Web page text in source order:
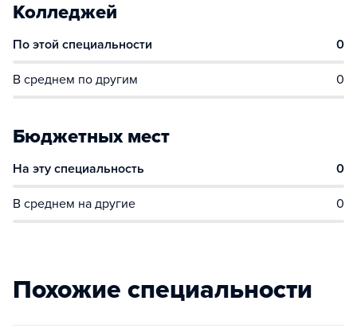
Колледжей
По этой специальности 0
В среднем по другим 0
Бюджетных мест
На эту специальность 0
В среднем на другие 0
Похожие специальности